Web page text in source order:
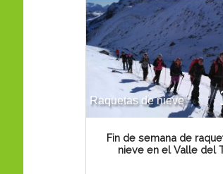
Raquetas de nieve
Fin de semana de
nieve en el Valle del